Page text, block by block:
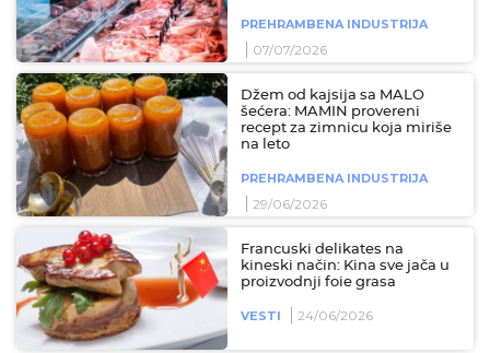
PREHRAMBENA INDUSTRIJA
07/07/2026
Džem od kajsija sa MALO
šećera: MAMIN provereni
recept za zimnicu koja miriše
na leto
PREHRAMBENA INDUSTRIJA
29/06/2026
Francuski delikates na
kineski način: Kina sve jača u
proizvodnji foie grasa
VESTI 24/06/2026